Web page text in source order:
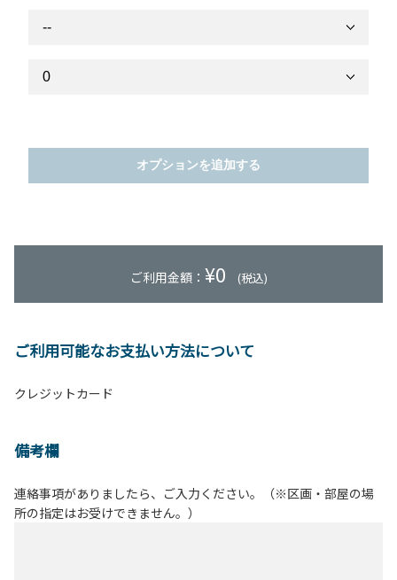
オプションを追加する
ご利用金額： ¥0 (税込)
ご利用可能なお支払い方法について
クレジットカード
備考欄
連絡事項がありましたら、ご入力ください。（※区画・部屋の場
所の指定はお受けできません。）